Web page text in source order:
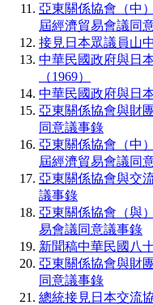
亞東關係協會（中
屆經濟貿易會議同
接見日本眾議員山
中華民國政府與日
（1969）
中華民國政府與日
亞東關係協會與財
同意議事錄
亞東關係協會（中
屆經濟貿易會議同
亞東關係協會與交
議事錄
亞東關係協會（與
易會議同意議事錄
新聞稿中華民國八
亞東關係協會與財
同意議事錄
總統接見日本交流